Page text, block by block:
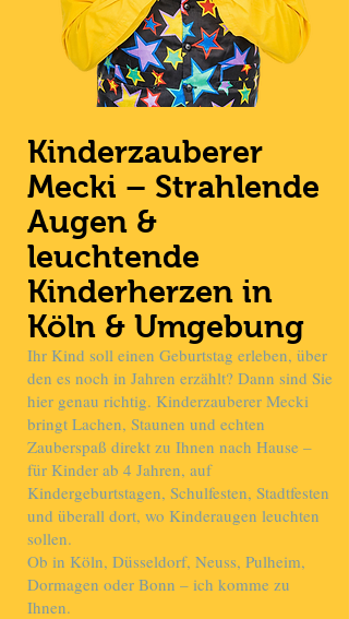
Kinderzauberer
Mecki – Strahlende
Augen &
leuchtende
Kinderherzen in
Köln & Umgebung
Ihr Kind soll einen Geburtstag erleben, über
den es noch in Jahren erzählt? Dann sind Sie
hier genau richtig. Kinderzauberer Mecki
bringt Lachen, Staunen und echten
Zauberspaß direkt zu Ihnen nach Hause –
für Kinder ab 4 Jahren, auf
Kindergeburtstagen, Schulfesten, Stadtfesten
und überall dort, wo Kinderaugen leuchten
sollen.
Ob in Köln, Düsseldorf, Neuss, Pulheim,
Dormagen oder Bonn – ich komme zu
Ihnen.